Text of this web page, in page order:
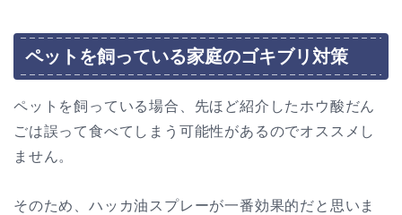
ペットを飼っている家庭のゴキブリ対策
ペットを飼っている場合、先ほど紹介したホウ酸だん
ごは誤って食べてしまう可能性があるのでオススメし
ません。
そのため、ハッカ油スプレーが一番効果的だと思いま